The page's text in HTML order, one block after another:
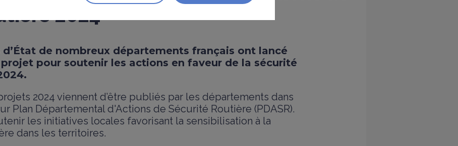
2024
d’État de nombreux départements français ont lancé
pour soutenir les actions en faveur de la sécurité
2024 viennent d’être publiés par les départements dans
Plan Départemental d'Actions de Sécurité Routière (PDASR).
les initiatives locales favorisant la sensibilisation à la
dans les territoires.